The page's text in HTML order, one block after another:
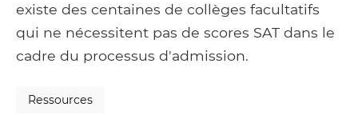
existe des centaines de collèges facultatifs
qui ne nécessitent pas de scores SAT dans le
cadre du processus d'admission.
Ressources